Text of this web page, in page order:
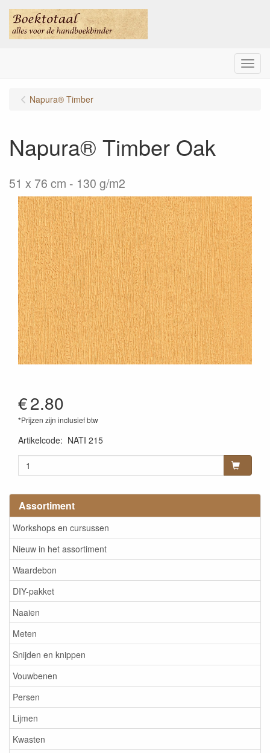
Menu
Assortiment
Workshops en cursussen
Nieuw in het assortiment
Waardebon
DIY-pakket
Naaien
Meten
Snijden en knippen
Vouwbenen
Persen
Lijmen
Kwasten
Napura® Timber
Napura® Timber Oak
51 x 76 cm - 130 g/m2
€2.80
*Prijzen zijn inclusief btw
Artikelcode: NATI 215